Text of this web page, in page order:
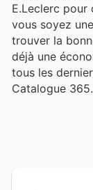
E.Leclerc pour
vous soyez
trouver la
déjà une
tous les
Catalogue 365.